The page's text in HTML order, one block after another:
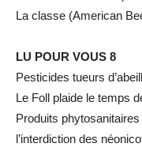
La classe (American
LU POUR VOUS 8
Pesticides tueurs
Le Foll plaide le temps
Produits
l’interdiction des